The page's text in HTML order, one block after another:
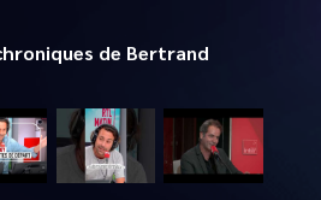
de Bertrand